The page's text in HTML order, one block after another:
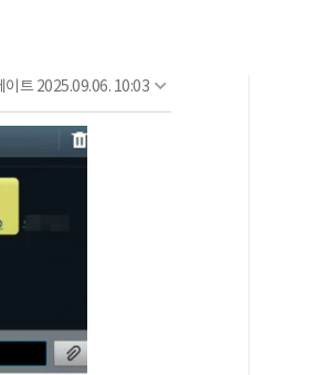
이트 2025.09.06. 10:03